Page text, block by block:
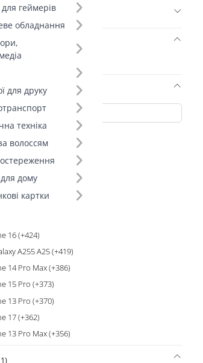
геймерів
обладнання
для друку
техніка
волоссям
дому
картки
(1)
(1229)
16 Pro (+498)
17 Pro Max (+481)
17 Pro (+453)
16 (+424)
A255 A25 (+419)
14 Pro Max (+386)
15 Pro (+373)
13 Pro (+370)
17 (+362)
13 Pro Max (+356)